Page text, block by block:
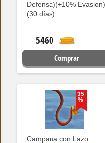
Defensa)(+10% Evasion)
(30 días)
5460
Comprar
35
%
Campana con Lazo